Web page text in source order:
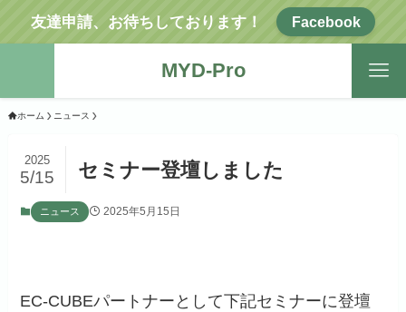
友達申請、お待ちしております！ Facebook
MYD-Pro
ホーム ニュース
セミナー登壇しました
2025
5/15
ニュース 2025年5月15日
EC-CUBEパートナーとして下記セミナーに登壇